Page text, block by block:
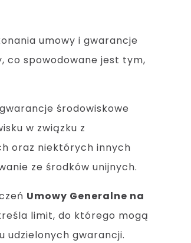
umowy i gwarancje
co spowodowane jest tym,
środowiskowe
w związku z
oraz niektórych innych
ze środków unijnych.
Umowy Generalne na
limit, do którego mogą
udzielonych gwarancji.